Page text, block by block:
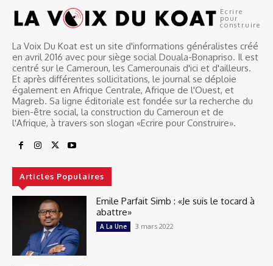
Ecrire
pour
construire
La Voix Du Koat est un site d'informations généralistes créé
en avril 2016 avec pour siège social Douala-Bonapriso. Il est
centré sur le Cameroun, les Camerounais d'ici et d'ailleurs.
Et après différentes sollicitations, le journal se déploie
également en Afrique Centrale, Afrique de l'Ouest, et
Magreb. Sa ligne éditoriale est fondée sur la recherche du
bien-être social, la construction du Cameroun et de
l'Afrique, à travers son slogan «Ecrire pour Construire».
Articles Populaires
Emile Parfait Simb : «Je suis le tocard à
abattre»
A La Une 3 mars 2022